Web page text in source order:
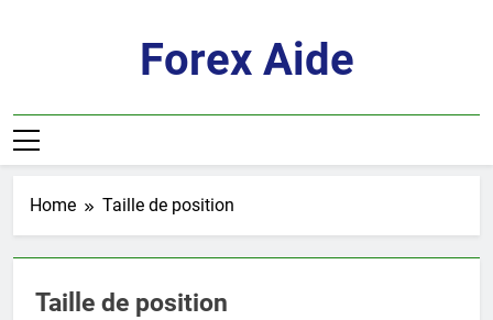
Forex Aide
Home Taille de position
Taille de position